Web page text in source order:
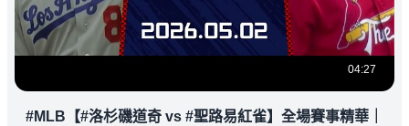
04:27
#MLB【#洛杉磯道奇 vs #聖路易紅雀】全場賽事精華｜